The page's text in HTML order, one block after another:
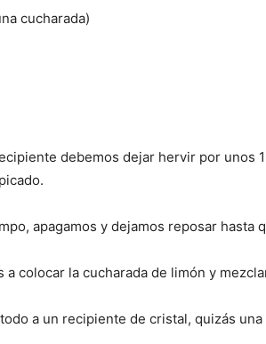
cucharada)
debemos dejar hervir por unos
apagamos y dejamos reposar hasta
a colocar la cucharada de limón y
a un recipiente de cristal, quizás